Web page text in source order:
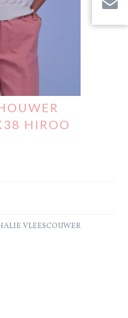
HIROO
VLEESCOUWER